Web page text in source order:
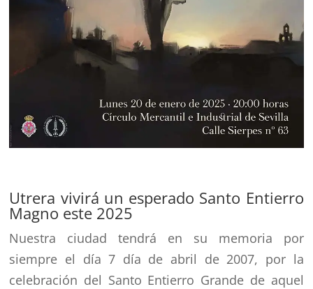
Utrera vivirá un esperado Santo Entierro
Magno este 2025
Nuestra ciudad tendrá en su memoria por
siempre el día 7 día de abril de 2007, por la
celebración del Santo Entierro Grande de aquel